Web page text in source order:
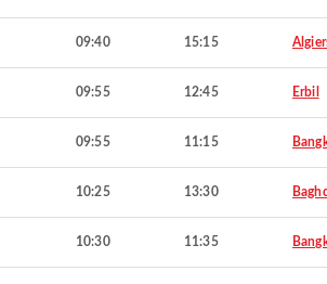
09:40 15:15
09:55 12:45 Erbil
09:55 11:15
10:25 13:30
10:30 11:35